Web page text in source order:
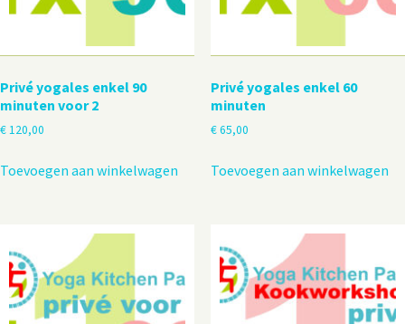
Privé yogales enkel 90
minuten voor 2
€120,00
Toevoegen aan winkelwagen
Privé yogales enkel 60
minuten
€65,00
Toevoegen aan winkelwagen